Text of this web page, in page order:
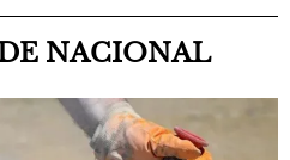
NACIONAL